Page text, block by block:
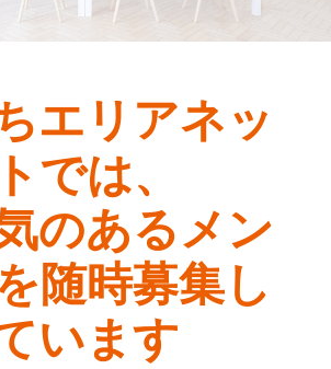
エリアネッ
トでは、
のあるメン
随時募集し
います